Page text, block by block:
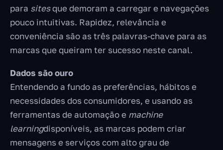
para sitesque demoram a carregar e navegações
pouco intuitivas. Rapidez, relevância e
conveniência são as três palavras-chave para as
marcas que queiram ter sucesso neste canal.
Dados são ouro
Entendendo a fundo as preferências, hábitos e
necessidades dos consumidores, e usando as
ferramentas de automação e machine
learningdisponíveis, as marcas podem criar
mensagens e serviços com alto grau de